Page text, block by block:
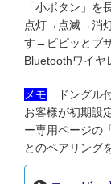
「小ボタン」
点灯→点滅→消
す→ピピッとブ
Bluetoothワイヤ
メモ ドングル
お客様が初期設
ー専用ページの
とのペアリング